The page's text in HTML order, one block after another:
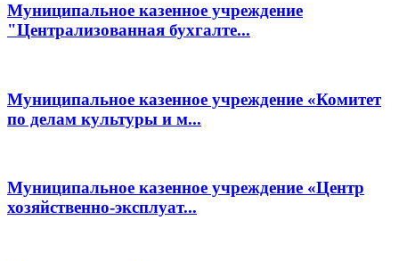
Муниципальное казенное учреждение
"Централизованная бухгалте...
Муниципальное казенное учреждение «Комитет
по делам культуры и м...
Муниципальное казенное учреждение «Центр
хозяйственно-эксплуат...